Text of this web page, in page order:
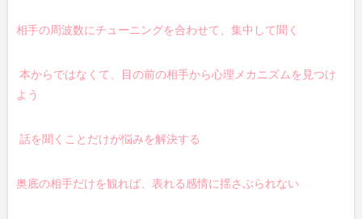
相手の周波数にチューニングを合わせて、集中して聞く
本からではなくて、目の前の相手から心理メカニズムを見つけ
よう
話を聞くことだけが悩みを解決する
奥底の相手だけを観れば、表れる感情に揺さぶられない